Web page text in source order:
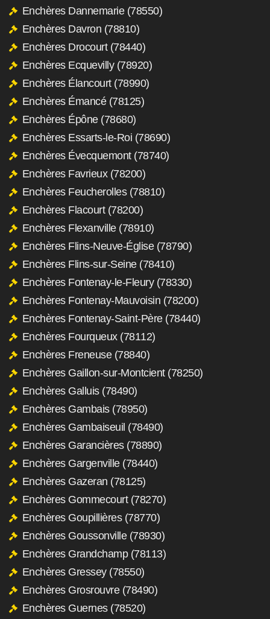
Enchères Dannemarie (78550)
Enchères Davron (78810)
Enchères Drocourt (78440)
Enchères Ecquevilly (78920)
Enchères Élancourt (78990)
Enchères Émancé (78125)
Enchères Épône (78680)
Enchères Essarts-le-Roi (78690)
Enchères Évecquemont (78740)
Enchères Favrieux (78200)
Enchères Feucherolles (78810)
Enchères Flacourt (78200)
Enchères Flexanville (78910)
Enchères Flins-Neuve-Église (78790)
Enchères Flins-sur-Seine (78410)
Enchères Fontenay-le-Fleury (78330)
Enchères Fontenay-Mauvoisin (78200)
Enchères Fontenay-Saint-Père (78440)
Enchères Fourqueux (78112)
Enchères Freneuse (78840)
Enchères Gaillon-sur-Montcient (78250)
Enchères Galluis (78490)
Enchères Gambais (78950)
Enchères Gambaiseuil (78490)
Enchères Garancières (78890)
Enchères Gargenville (78440)
Enchères Gazeran (78125)
Enchères Gommecourt (78270)
Enchères Goupillières (78770)
Enchères Goussonville (78930)
Enchères Grandchamp (78113)
Enchères Gressey (78550)
Enchères Grosrouvre (78490)
Enchères Guernes (78520)